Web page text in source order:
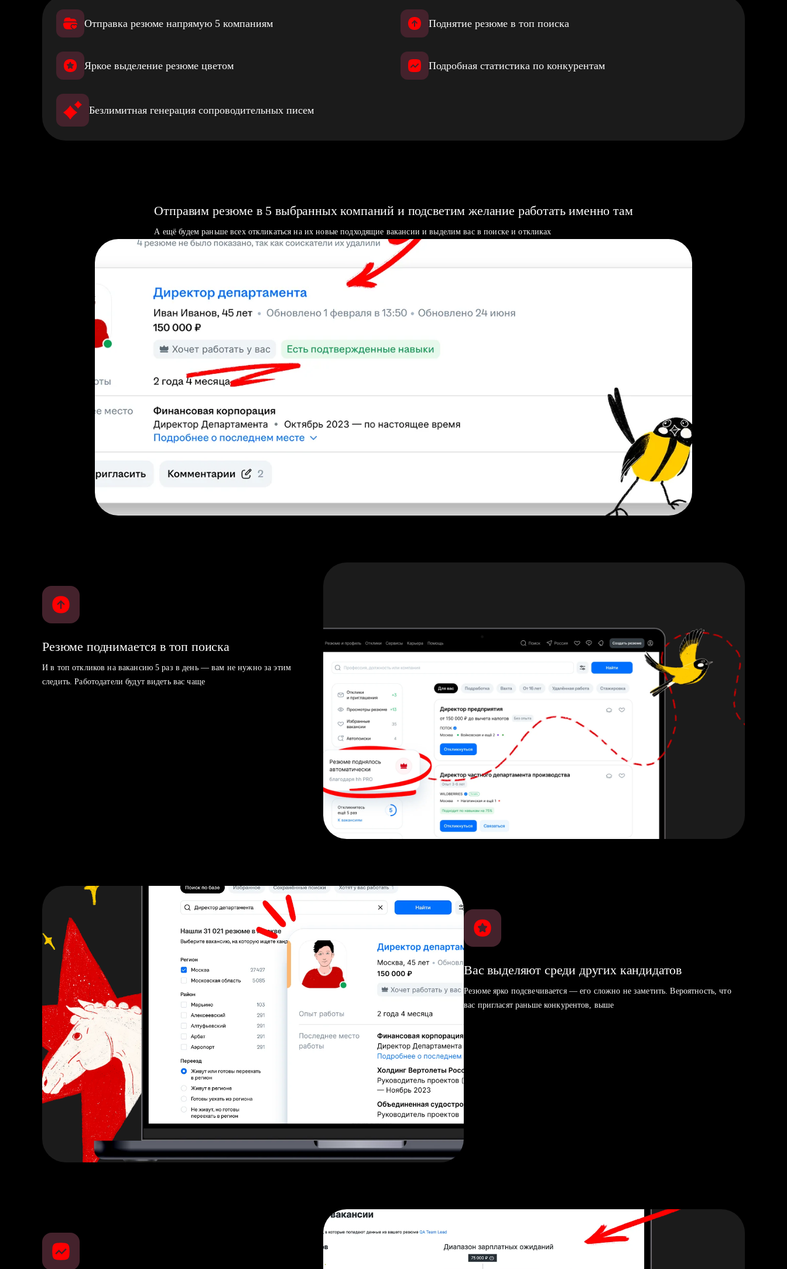
Отправка резюме напрямую 5 компаниям Поднятие резюме в топ поиска
Яркое выделение резюме цветом Подробная статистика по конкурентам
Безлимитная генерация сопроводительных писем
Отправим резюме в 5 выбранных компаний и подсветим желание работать именно там
А ещё будем раньше всех откликаться на их новые подходящие вакансии и выделим вас в поиске и откликах
Резюме поднимается в топ поиска
И в топ откликов на вакансию 5 раз в день — вам не нужно за этим
следить. Работодатели будут видеть вас чаще
Вас выделяют среди других кандидатов
Резюме ярко подсвечивается — его сложно не заметить. Вероятность, что
вас пригласят раньше конкурентов, выше